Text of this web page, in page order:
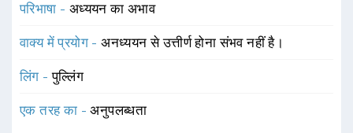
परिभाषा - अध्ययन का अभाव
वाक्य में प्रयोग -अनध्ययन से उत्तीर्ण होना संभव नहीं है।
लिंग -पुल्लिंग
एक तरह का -अनुपलब्धता